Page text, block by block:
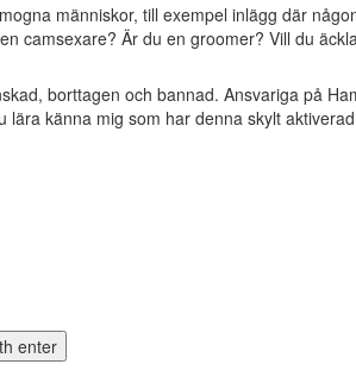
människor, till exempel inlägg där
camsexare? Är du en groomer? Vill du
borttagen och bannad. Ansvariga på
känna mig som har denna skylt